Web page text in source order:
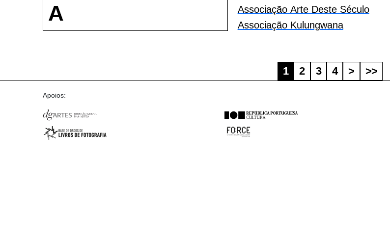
A
Associação Arte Deste Século
Associação Kulungwana
1 2 3 4 > >>
Apoios: